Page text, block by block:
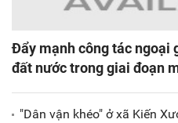
Đẩy mạnh công tác ngoại
đất nước trong giai đoạn
"Dân vận khéo" ở xã Kiến